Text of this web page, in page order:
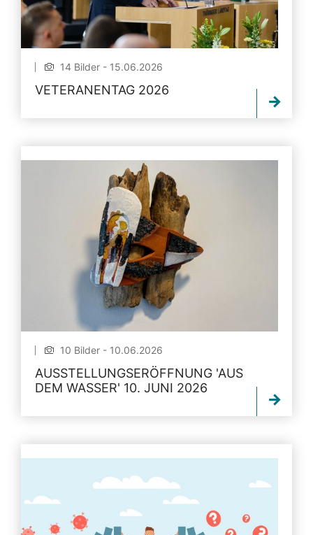
14 Bilder - 15.06.2026
VETERANENTAG 2026
10 Bilder - 10.06.2026
AUSSTELLUNGSERÖFFNUNG 'AUS
DEM WASSER' 10. JUNI 2026